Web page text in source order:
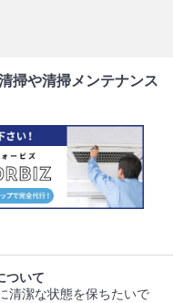
掃や清掃メンテナンス
ついて
清潔な状態を保ちたいで